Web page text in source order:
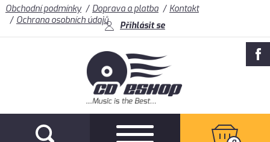
Obchodní podmínky Doprava a platba
Kontakt
Ochrana osobních údajů
Přihlásit se